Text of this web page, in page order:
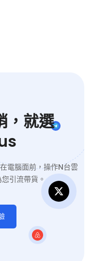
，就選
電腦面前，操作N台雲
引流帶貨。